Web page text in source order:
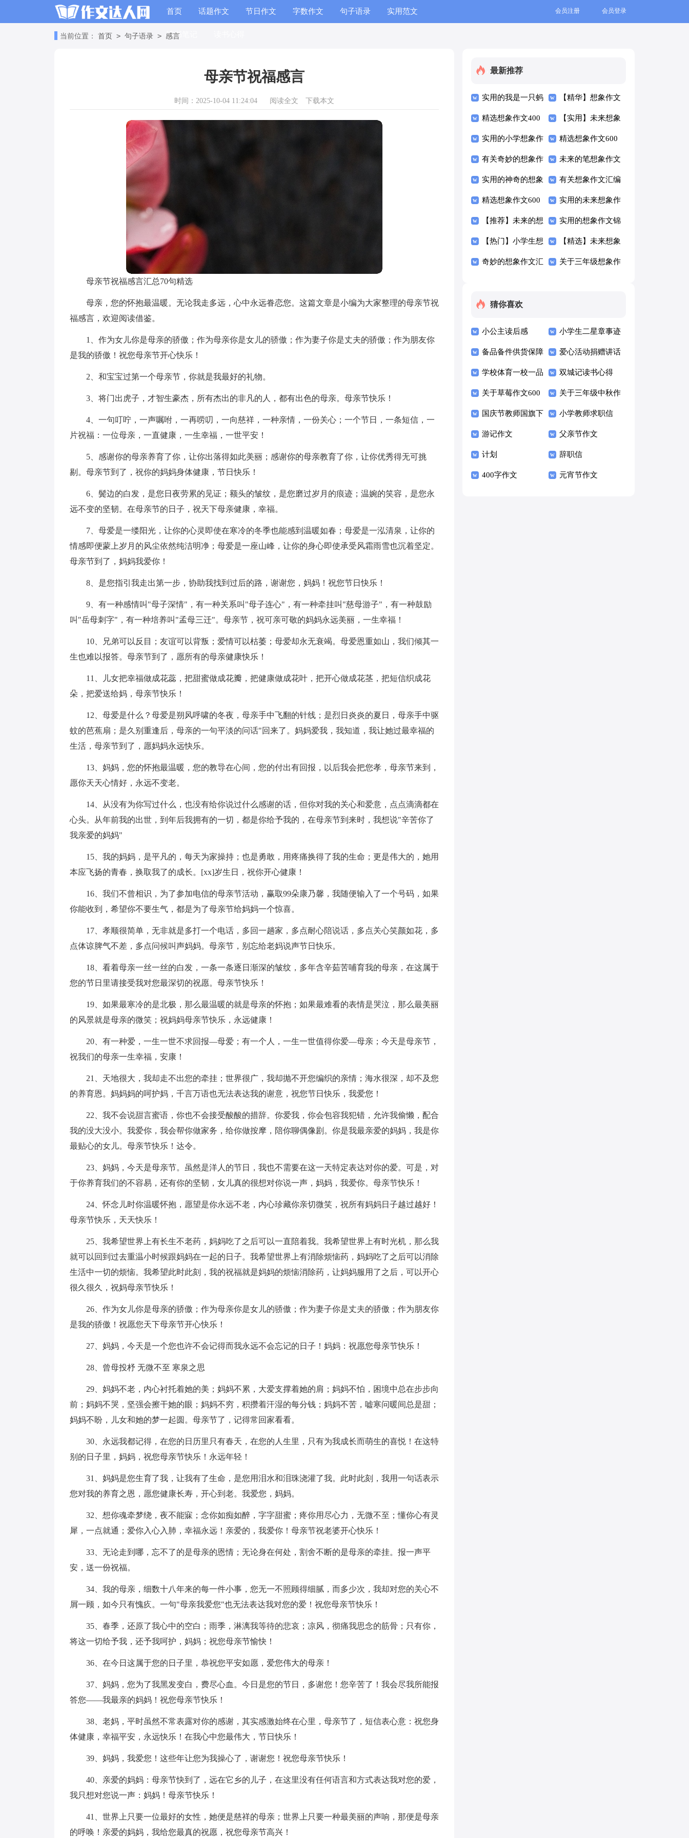
首页 话题作文 节日作文 字数作文 句子语录 实用范文
读书笔记
会员登录
会员注册
当前位置： 首页 > 句子语录 > 感言
母亲节祝福感言
时间：2025-10-04 11:24:04 阅读全文 下载本文
母亲节祝福感言汇总70句精选
母亲，您的怀抱最温暖。无论我走多远，心中永远眷恋您。这篇文章是小编为大家整理的母亲节祝
福感言，欢迎阅读借鉴。
1、作为女儿你是母亲的骄傲；作为母亲你是女儿的骄傲；作为妻子你是丈夫的骄傲；作为朋友你
是我的骄傲！祝您母亲节开心快乐！
2、和宝宝过第一个母亲节，你就是我最好的礼物。
3、将门出虎子，才智生豪杰，所有杰出的非凡的人，都有出色的母亲。母亲节快乐！
4、一句叮咛，一声嘱咐，一再唠叨，一向慈祥，一种亲情，一份关心；一个节日，一条短信，一
片祝福：一位母亲，一直健康，一生幸福，一世平安！
5、感谢你的母亲养育了你，让你出落得如此美丽；感谢你的母亲教育了你，让你优秀得无可挑
剔。母亲节到了，祝你的妈妈身体健康，节日快乐！
6、鬓边的白发，是您日夜劳累的见证；额头的皱纹，是您磨过岁月的痕迹；温婉的笑容，是您永
远不变的坚韧。在母亲节的日子，祝天下母亲健康，幸福。
7、母爱是一缕阳光，让你的心灵即使在寒冷的冬季也能感到温暖如春；母爱是一泓清泉，让你的
情感即便蒙上岁月的风尘依然纯洁明净；母爱是一座山峰，让你的身心即使承受风霜雨雪也沉着坚定。
母亲节到了，妈妈我爱你！
8、是您指引我走出第一步，协助我找到过后的路，谢谢您，妈妈！祝您节日快乐！
9、有一种感情叫"母子深情"，有一种关系叫"母子连心"，有一种牵挂叫"慈母游子"，有一种鼓励
叫"岳母刺字"，有一种培养叫"孟母三迁"。母亲节，祝可亲可敬的妈妈永远美丽，一生幸福！
10、兄弟可以反目；友谊可以背叛；爱情可以枯萎；母爱却永无衰竭。母爱恩重如山，我们倾其一
生也难以报答。母亲节到了，愿所有的母亲健康快乐！
11、儿女把幸福做成花蕊，把甜蜜做成花瓣，把健康做成花叶，把开心做成花茎，把短信织成花
朵，把爱送给妈，母亲节快乐！
12、母爱是什么？母爱是朔风呼啸的冬夜，母亲手中飞翻的针线；是烈日炎炎的夏日，母亲手中驱
蚊的芭蕉扇；是久别重逢后，母亲的一句平淡的问话"回来了。妈妈爱我，我知道，我让她过最幸福的
生活，母亲节到了，愿妈妈永远快乐。
13、妈妈，您的怀抱最温暖，您的教导在心间，您的付出有回报，以后我会把您孝，母亲节来到，
愿你天天心情好，永远不变老。
14、从没有为你写过什么，也没有给你说过什么感谢的话，但你对我的关心和爱意，点点滴滴都在
心头。从年前我的出世，到年后我拥有的一切，都是你给予我的，在母亲节到来时，我想说"辛苦你了
我亲爱的妈妈"
15、我的妈妈，是平凡的，每天为家操持；也是勇敢，用疼痛换得了我的生命；更是伟大的，她用
本应飞扬的青春，换取我了的成长。[xx]岁生日，祝你开心健康！
16、我们不曾相识，为了参加电信的母亲节活动，赢取99朵康乃馨，我随便输入了一个号码，如果
你能收到，希望你不要生气，都是为了母亲节给妈妈一个惊喜。
17、孝顺很简单，无非就是多打一个电话，多回一趟家，多点耐心陪说话，多点关心笑颜如花，多
点体谅脾气不差，多点问候叫声妈妈。母亲节，别忘给老妈说声节日快乐。
18、看着母亲一丝一丝的白发，一条一条逐日渐深的皱纹，多年含辛茹苦哺育我的母亲，在这属于
您的节日里请接受我对您最深切的祝愿。母亲节快乐！
19、如果最寒冷的是北极，那么最温暖的就是母亲的怀抱；如果最难看的表情是哭泣，那么最美丽
的风景就是母亲的微笑；祝妈妈母亲节快乐，永远健康！
20、有一种爱，一生一世不求回报—母爱；有一个人，一生一世值得你爱—母亲；今天是母亲节，
祝我们的母亲一生幸福，安康！
21、天地很大，我却走不出您的牵挂；世界很广，我却抛不开您编织的亲情；海水很深，却不及您
的养育恩。妈妈妈的呵护妈，千言万语也无法表达我的谢意，祝您节日快乐，我爱您！
22、我不会说甜言蜜语，你也不会接受酸酸的措辞。你爱我，你会包容我犯错，允许我偷懒，配合
我的没大没小。我爱你，我会帮你做家务，给你做按摩，陪你聊偶像剧。你是我最亲爱的妈妈，我是你
最贴心的女儿。母亲节快乐！达令。
23、妈妈，今天是母亲节。虽然是洋人的节日，我也不需要在这一天特定表达对你的爱。可是，对
于你养育我们的不容易，还有你的坚韧，女儿真的很想对你说一声，妈妈，我爱你。母亲节快乐！
24、怀念儿时你温暖怀抱，愿望是你永远不老，内心珍藏你亲切微笑，祝所有妈妈日子越过越好！
母亲节快乐，天天快乐！
25、我希望世界上有长生不老药，妈妈吃了之后可以一直陪着我。我希望世界上有时光机，那么我
就可以回到过去重温小时候跟妈妈在一起的日子。我希望世界上有消除烦恼药，妈妈吃了之后可以消除
生活中一切的烦恼。我希望此时此刻，我的祝福就是妈妈的烦恼消除药，让妈妈服用了之后，可以开心
很久很久，祝妈母亲节快乐！
26、作为女儿你是母亲的骄傲；作为母亲你是女儿的骄傲；作为妻子你是丈夫的骄傲；作为朋友你
是我的骄傲！祝愿您天下母亲节开心快乐！
27、妈妈，今天是一个您也许不会记得而我永远不会忘记的日子！妈妈：祝愿您母亲节快乐！
28、曾母投杼 无微不至 寒泉之思
29、妈妈不老，内心衬托着她的美；妈妈不累，大爱支撑着她的肩；妈妈不怕，困境中总在步步向
前；妈妈不哭，坚强会擦干她的眼；妈妈不穷，积攒着汗湿的每分钱；妈妈不苦，嘘寒问暖间总是甜；
妈妈不盼，儿女和她的梦一起圆。母亲节了，记得常回家看看。
30、永远我都记得，在您的日历里只有春天，在您的人生里，只有为我成长而萌生的喜悦！在这特
别的日子里，妈妈，祝您母亲节快乐！永远年轻！
31、妈妈是您生育了我，让我有了生命，是您用泪水和泪珠浇灌了我。此时此刻，我用一句话表示
您对我的养育之恩，愿您健康长寿，开心到老。我爱您，妈妈。
32、想你魂牵梦绕，夜不能寐；念你如痴如醉，字字甜蜜；疼你用尽心力，无微不至；懂你心有灵
犀，一点就通；爱你入心入肺，幸福永远！亲爱的，我爱你！母亲节祝老婆开心快乐！
33、无论走到哪，忘不了的是母亲的恩情；无论身在何处，割舍不断的是母亲的牵挂。报一声平
安，送一份祝福。
34、我的母亲，细数十八年来的每一件小事，您无一不照顾得细腻，而多少次，我却对您的关心不
屑一顾，如今只有愧疚。一句"母亲我爱您"也无法表达我对您的爱！祝您母亲节快乐！
35、春季，还原了我心中的空白；雨季，淋漓我等待的悲哀；凉风，彻痛我思念的筋骨；只有你，
将这一切给予我，还予我呵护，妈妈；祝您母亲节愉快！
36、在今日这属于您的日子里，恭祝您平安如愿，爱您伟大的母亲！
37、妈妈，您为了我黑发变白，费尽心血。今日是您的节日，多谢您！您辛苦了！我会尽我所能报
答您——我最亲的妈妈！祝您母亲节快乐！
38、老妈，平时虽然不常表露对你的感谢，其实感激始终在心里，母亲节了，短信表心意：祝您身
体健康，幸福平安，永远快乐！在我心中您最伟大，节日快乐！
39、妈妈，我爱您！这些年让您为我操心了，谢谢您！祝您母亲节快乐！
40、亲爱的妈妈：母亲节快到了，远在它乡的儿子，在这里没有任何语言和方式表达我对您的爱，
我只想对您说一声：妈妈！母亲节快乐！
41、世界上只要一位最好的女性，她便是慈祥的母亲；世界上只要一种最美丽的声响，那便是母亲
的呼唤！亲爱的妈妈，我给您最真的祝愿，祝您母亲节高兴！
最新推荐
实用的我是一只蚂
蚁想象作文9篇
【精华】想象作文
汇总十篇
精选想象作文400
字汇编九篇
【实用】未来想象
作文合集7篇
实用的小学想象作
文300字三篇
精选想象作文600
字汇总10篇
有关奇妙的想象作
文汇编10篇
未来的笔想象作文
锦集7篇
实用的神奇的想象
作文300字4篇
有关想象作文汇编
9篇
精选想象作文600
字汇总五篇
实用的未来想象作
文7篇
【推荐】未来的想
象作文汇编7篇
实用的想象作文锦
集9篇
【热门】小学生想
象作文3篇
【精选】未来想象
作文600字6篇
奇妙的想象作文汇 关于三年级想象作
猜你喜欢
小公主读后感 小学生二星章事迹
材料范文（通用10
篇）
备品备件供货保障
方案（通用10篇）
爱心活动捐赠讲话
稿
学校体育一校一品
方案（通用7篇）
双城记读书心得
关于草莓作文600
字九篇
关于三年级中秋作
文六篇
国庆节教师国旗下
讲话稿500字（通
用6篇）
小学教师求职信
(15篇)
游记作文 父亲节作文
计划 辞职信
400字作文 元宵节作文